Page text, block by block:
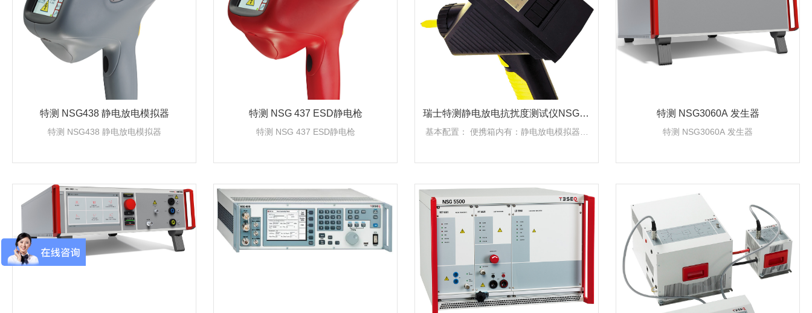
特测 NSG438 静电放电模拟器
特测 NSG438 静电放电模拟器
特测 NSG 437 ESD静电枪
特测 NSG 437 ESD静电枪
瑞士特测静电放电抗扰度测试仪NSG43
5-云帆兴烨
基本配置： 便携箱内有：静电放电模拟器、
地电缆、三脚架适配器、用户手册。
特测 NSG3060A 发生器
特测 NSG3060A 发生器